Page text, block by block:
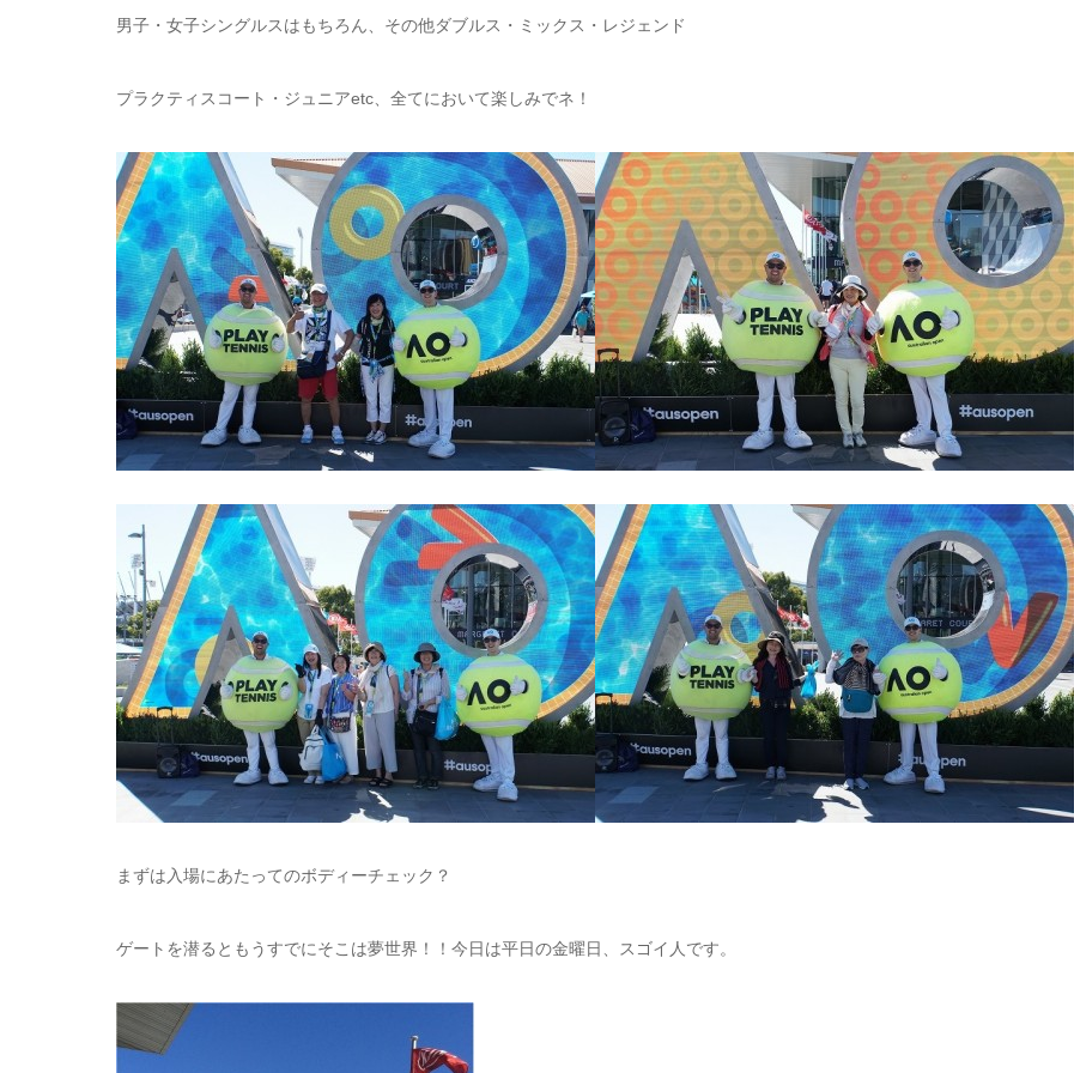
男子・女子シングルスはもちろん、その他ダブルス・ミックス・レジェンド
プラクティスコート・ジュニアetc、全てにおいて楽しみでネ！
まずは入場にあたってのボディーチェック？
ゲートを潜るともうすでにそこは夢世界！！今日は平日の金曜日、スゴイ人です。